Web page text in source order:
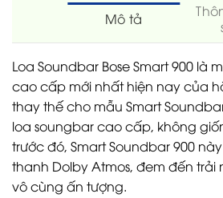
Mô tả
Loa Soundbar Bose Smart 900 là
cao cấp mới nhất hiện nay của
thay thế cho mẫu Smart
loa soungbar cao cấp, không
trước đó, Smart Soundbar 900
thanh Dolby Atmos, đem đến trải
vô cùng ấn tượng.